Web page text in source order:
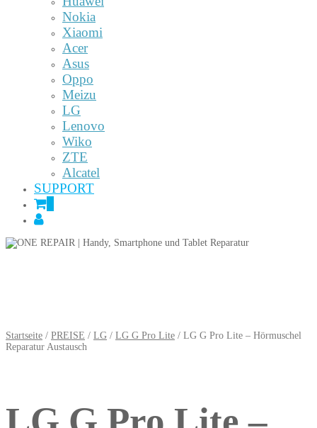
Nokia
Xiaomi
Acer
Asus
Oppo
Meizu
LG
Lenovo
Wiko
ZTE
Alcatel
SUPPORT
Startseite / PREISE / LG / LG G Pro Lite / LG G Pro Lite – Hörmuschel
Reparatur Austausch